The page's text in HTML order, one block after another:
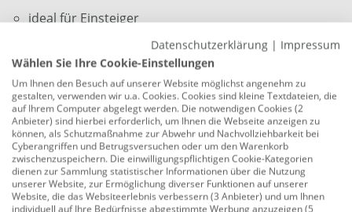
ideal für Einsteiger
robuster Holzunterschrank mit 2 Drehtüren
Spüle rechts oder links verwendbar
Korpus: weiß
viel Stauraum auf kleiner Fläche
inkl. Auflagenspüle aus hochwertigem Edelstahl
Spülbeckentiefe ca 11 cm
inkl. Ab- und Überlaufgarnitur
Datenschutzerklärung | Impressum
Wählen Sie Ihre Cookie-Einstellungen
Um Ihnen den Besuch auf unserer Website möglichst angenehm zu
gestalten, verwenden wir u.a. Cookies. Cookies sind kleine Textdateien, die
auf Ihrem Computer abgelegt werden. Die notwendigen Cookies (2
Anbieter) sind hierbei erforderlich, um Ihnen die Webseite anzeigen zu
können, als Schutzmaßnahme zur Abwehr und Nachvollziehbarkeit bei
Cyberangriffen und Betrugsversuchen oder um den Warenkorb
zwischenzuspeichern. Die einwilligungspflichtigen Cookie-Kategorien
dienen zur Sammlung statistischer Informationen über die Nutzung
unserer Website, zur Ermöglichung diverser Funktionen auf unserer
Website, die das Websiteerlebnis verbessern (3 Anbieter) und um Ihnen
individuell auf Ihre Bedürfnisse abgestimmte Werbung anzuzeigen (5